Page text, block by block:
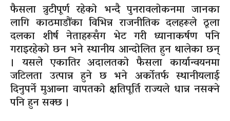
फैसला त्रुटीपूर्ण रहेको भन्दै पुनरावलोकनमा जानका
लागि काठमाडौंका विभिन्न राजनीतिक दलहरूले ठूला
दलका शीर्ष नेताहरूसँग भेट गरी ध्यानाकर्षण पनि
गराइरहेको छन भने स्थानीय आन्दोलित हुन थालेका छन्
। यसले एकातिर अदालतको फैसला कार्यान्वयनमा
जटिलता उत्पान्न हुने छ भने अर्कोतर्फ स्थानीयलाई
दिनुपर्ने मुआब्ना वापतको क्षतिपूर्ति राज्यले धान्न नसक्ने
पनि हुन सक्छ ।